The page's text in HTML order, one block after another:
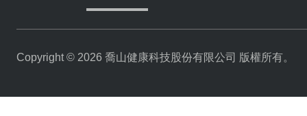
Copyright © 2026 喬山健康科技股份有限公司 版權所有。